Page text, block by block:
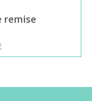
remise
Climats
du